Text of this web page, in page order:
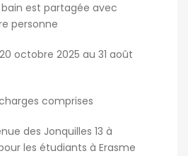
est partagée avec
personne
octobre 2025 au 31 août
comprises
des Jonquilles 13 à
les étudiants à Erasme